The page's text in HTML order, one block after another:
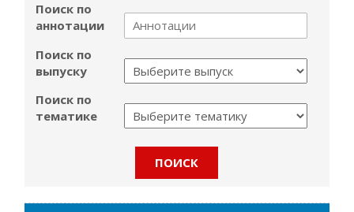
Поиск по
аннотации
Поиск по
выпуску
Поиск по
тематике